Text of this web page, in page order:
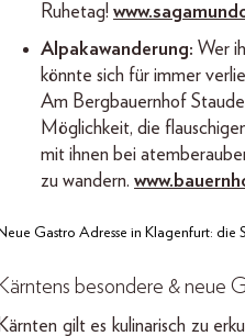
Ruhetag!
Alpakawanderung: Wer
könnte sich für immer
Am Bergbauernhof
Möglichkeit, die
mit ihnen bei
zu wandern.
Gastro Adresse in Klagenfurt: die
besondere & neue
gilt es kulinarisch zu